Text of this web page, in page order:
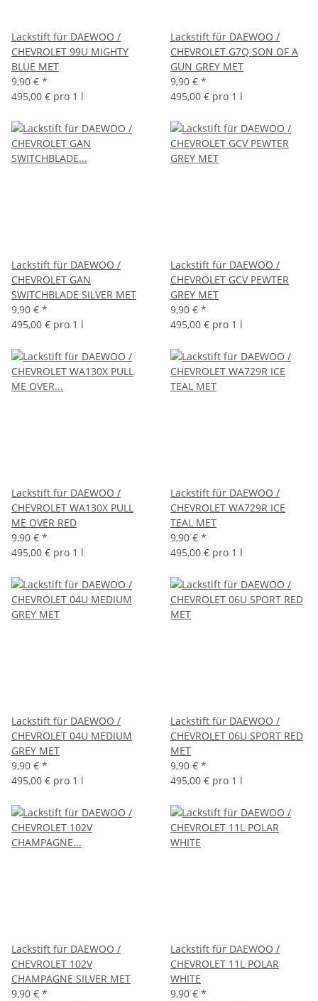
Lackstift für DAEWOO /
CHEVROLET 99U MIGHTY
BLUE MET
9,90 € *
495,00 € pro 1 l
Lackstift für DAEWOO /
CHEVROLET G7Q SON OF A
GUN GREY MET
9,90 € *
495,00 € pro 1 l
Lackstift für DAEWOO /
CHEVROLET GAN
SWITCHBLADE SILVER MET
9,90 € *
495,00 € pro 1 l
Lackstift für DAEWOO /
CHEVROLET GCV PEWTER
GREY MET
9,90 € *
495,00 € pro 1 l
Lackstift für DAEWOO /
CHEVROLET WA130X PULL
ME OVER RED
9,90 € *
495,00 € pro 1 l
Lackstift für DAEWOO /
CHEVROLET WA729R ICE
TEAL MET
9,90 € *
495,00 € pro 1 l
Lackstift für DAEWOO /
CHEVROLET 04U MEDIUM
GREY MET
9,90 € *
495,00 € pro 1 l
Lackstift für DAEWOO /
CHEVROLET 06U SPORT RED
MET
9,90 € *
495,00 € pro 1 l
Lackstift für DAEWOO /
CHEVROLET 102V
CHAMPAGNE SILVER MET
9,90 € *
Lackstift für DAEWOO /
CHEVROLET 11L POLAR
WHITE
9,90 € *